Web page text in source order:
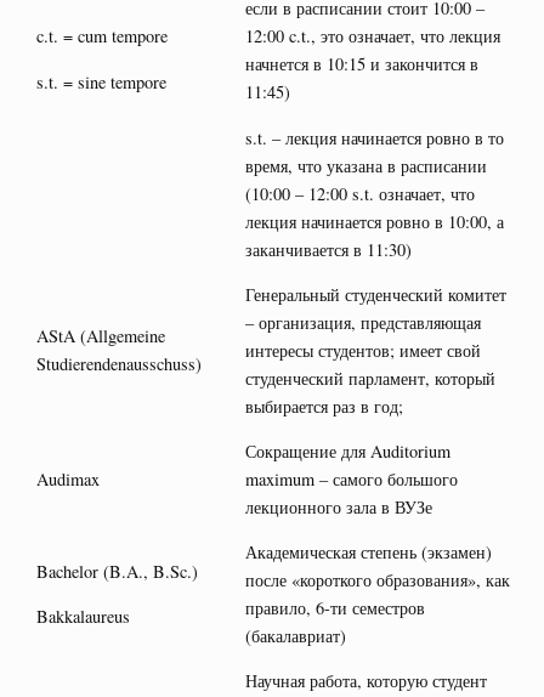
c.t. = cum tempore
s.t. = sine tempore
если в расписании стоит 10:00 –
12:00 c.t., это означает, что лекция
начнется в 10:15 и закончится в
11:45)
s.t. – лекция начинается ровно в то
время, что указана в расписании
(10:00 – 12:00 s.t. означает, что
лекция начинается ровно в 10:00, а
заканчивается в 11:30)
AStA (Allgemeine
Studierendenausschuss)
Генеральный студенческий комитет
– организация, представляющая
интересы студентов; имеет свой
студенческий парламент, который
выбирается раз в год;
Audimax
Сокращение для Auditorium
maximum – самого большого
лекционного зала в ВУЗе
Bachelor (B.A., B.Sc.)
Bakkalaureus
Академическая степень (экзамен)
после «короткого образования», как
правило, 6-ти семестров
(бакалавриат)
Научная работа, которую студент